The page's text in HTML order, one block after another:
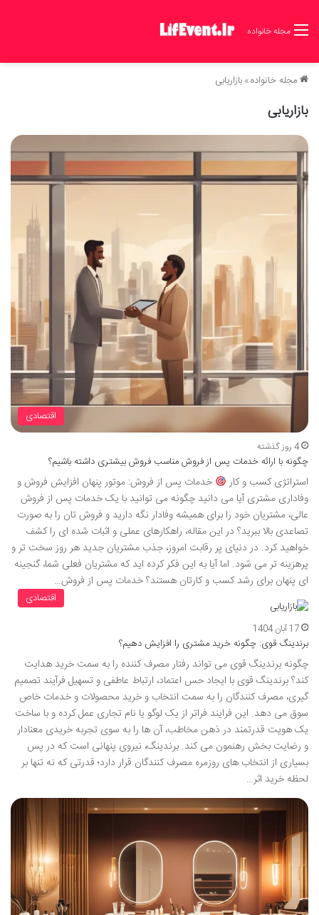
مجله خانواده
مجله خانواده»بازاریابی
بازاریابی
اقتصادی
4 روز گذشته
چگونه با ارائه خدمات پس از فروش مناسب فروش بیشتری داشته باشیم؟
استراتژی کسب و کار
خدمات پس از فروش: موتور پنهان افزایش فروش و
وفاداری مشتری آیا می دانید چگونه می توانید با یک خدمات پس از فروش
عالی، مشتریان خود را برای همیشه وفادار نگه دارید و فروش تان را به صورت
تصاعدی بالا ببرید؟ در این مقاله، راهکارهای عملی و اثبات شده ای را کشف
خواهید کرد. در دنیای پر رقابت امروز، جذب مشتریان جدید هر روز سخت تر و
پرهزینه تر می شود. اما آیا به این فکر کرده اید که مشتریان فعلی شما، گنجینه
ای پنهان برای رشد کسب و کارتان هستند؟ خدمات پس از فروش…
اقتصادی
17 آبان 1404
برندینگ قوی: چگونه خرید مشتری را افزایش دهیم؟
چگونه برندینگ قوی می تواند رفتار مصرف کننده را به سمت خرید هدایت
کند؟ برندینگ قوی با ایجاد حس اعتماد، ارتباط عاطفی و تسهیل فرآیند تصمیم
گیری، مصرف کنندگان را به سمت انتخاب و خرید محصولات و خدمات خاص
سوق می دهد. این فرایند فراتر از یک لوگو یا نام تجاری عمل کرده و با ساخت
یک هویت قدرتمند در ذهن مخاطب، آن ها را به سوی تجربه خریدی معنادار
و رضایت بخش رهنمون می کند. برندینگ، نیروی پنهانی است که در پس
بسیاری از انتخاب های روزمره مصرف کنندگان قرار دارد؛ قدرتی که نه تنها بر
لحظه خرید اثر…